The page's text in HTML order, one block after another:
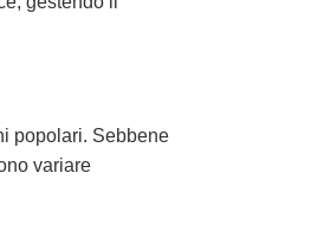
popolari. Sebbene
variare